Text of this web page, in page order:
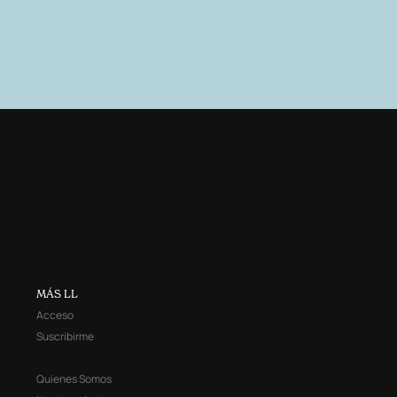
MÁS LL
Acceso
Suscribirme
Quienes Somos